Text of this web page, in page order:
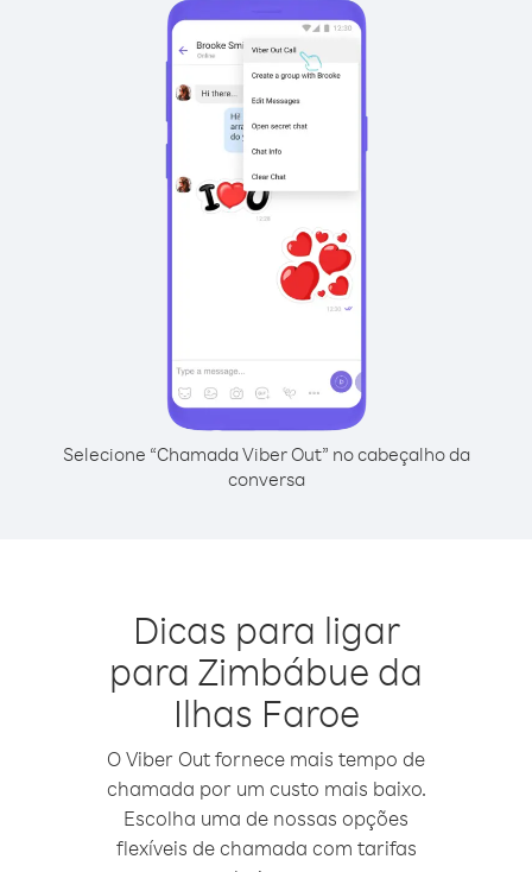
Selecione “Chamada Viber Out” no cabeçalho da
conversa
Dicas para ligar
para Zimbábue da
Ilhas Faroe
O Viber Out fornece mais tempo de
chamada por um custo mais baixo.
Escolha uma de nossas opções
flexíveis de chamada com tarifas